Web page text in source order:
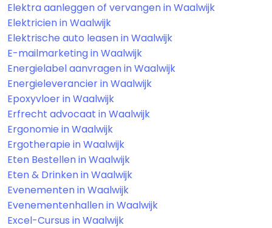
Elektra aanleggen of vervangen in Waalwijk
Elektricien in Waalwijk
Elektrische auto leasen in Waalwijk
E-mailmarketing in Waalwijk
Energielabel aanvragen in Waalwijk
Energieleverancier in Waalwijk
Epoxyvloer in Waalwijk
Erfrecht advocaat in Waalwijk
Ergonomie in Waalwijk
Ergotherapie in Waalwijk
Eten Bestellen in Waalwijk
Eten & Drinken in Waalwijk
Evenementen in Waalwijk
Evenementenhallen in Waalwijk
Excel-Cursus in Waalwijk